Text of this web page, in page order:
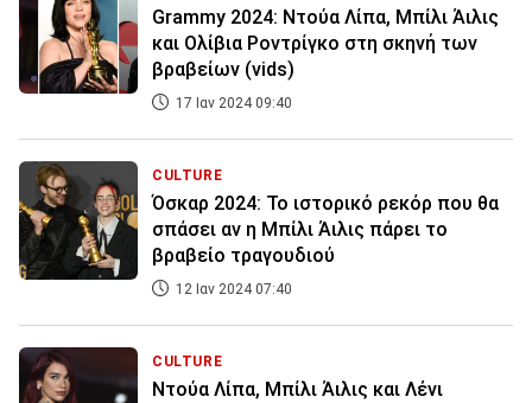
Grammy 2024: Ντούα Λίπα, Μπίλι Άιλις
και Ολίβια Ροντρίγκο στη σκηνή των
βραβείων (vids)
17 Ιαν 2024 09:40
CULTURE
Όσκαρ 2024: Το ιστορικό ρεκόρ που θα
σπάσει αν η Μπίλι Άιλις πάρει το
βραβείο τραγουδιού
12 Ιαν 2024 07:40
CULTURE
Ντούα Λίπα, Μπίλι Άιλις και Λένι